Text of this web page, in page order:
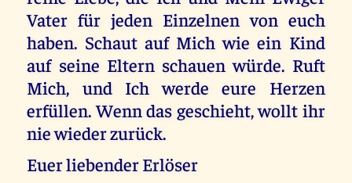
Vater für jeden Einzelnen von euch
haben. Schaut auf Mich wie ein Kind
auf seine Eltern schauen würde. Ruft
Mich, und Ich werde eure Herzen
erfüllen. Wenn das geschieht, wollt ihr
nie wieder zurück.
Euer liebender Erlöser